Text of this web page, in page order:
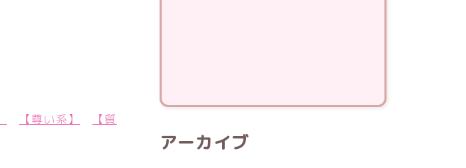
【尊い系】
【質
アーカイブ